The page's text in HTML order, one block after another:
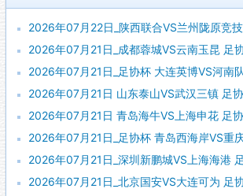
2026年07月22日_陕西联合VS兰州陇原竞技 足协杯录像_
2026年07月21日_成都蓉城VS云南玉昆 足协杯录像_全
2026年07月21日_足协杯 大连英博VS河南队录像_高
2026年07月21日 山东泰山VS武汉三镇 足协杯_全
2026年07月21日 青岛海牛VS上海申花 足协杯_全
2026年07月21日_足协杯 青岛西海岸VS重庆铜梁龙录像_
2026年07月21日_深圳新鹏城VS上海海港 足协杯录像_
2026年07月21日_北京国安VS大连可为 足协杯录像_全